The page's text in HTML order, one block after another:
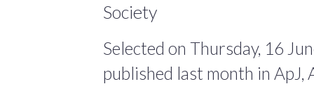
Society
Selected on Thursday, 16
published last month in ApJ,